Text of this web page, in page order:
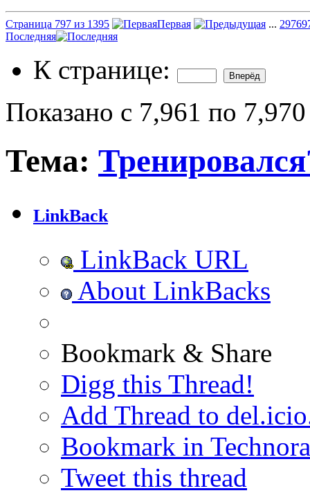
Страница 797 из 1395 Первая ... 297
Последняя
К странице:
Показано с 7,961 по
Тема:
LinkBack
LinkBack URL
About LinkBacks
Bookmark & Share
Digg this Thread!
Add Thread to
Bookmark in
Tweet this thread